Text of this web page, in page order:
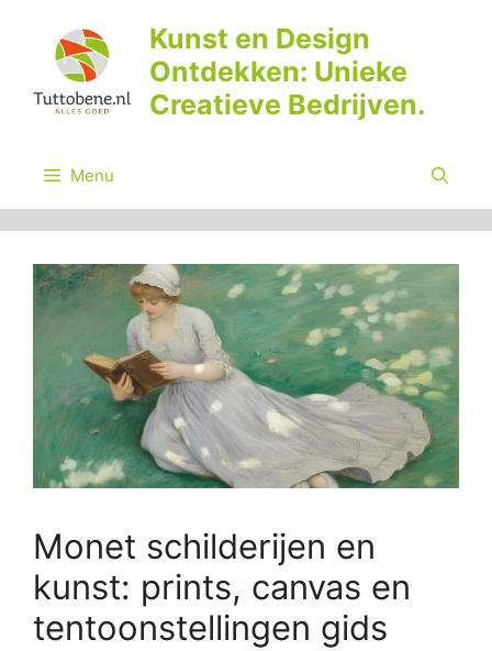
inhoud
Kunst en Design
Ontdekken: Unieke
Creatieve Bedrijven.
Menu
Monet schilderijen en
kunst: prints, canvas en
tentoonstellingen gids